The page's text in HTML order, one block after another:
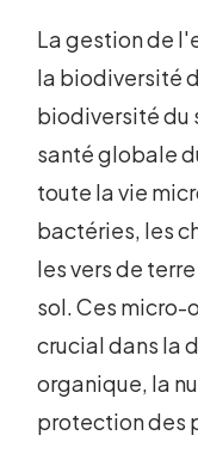
La gestion de
la biodiversité
biodiversité du
santé globale
toute la vie
bactéries, les
les vers de
sol. Ces micro-
crucial dans la
organique, la
protection des